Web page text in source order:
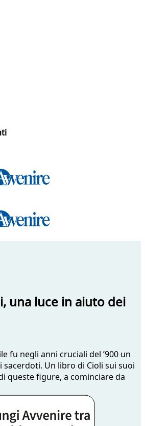
una luce in aiuto dei
fu negli anni cruciali del ’900 un
Un libro di Cioli sui suoi
queste figure, a cominciare da